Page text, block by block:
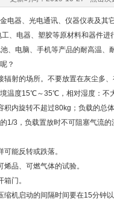
电器、光电通讯、仪器仪表及
、电器、塑胶等原材料和器件
、电脑、手机等产品的耐高温、
？
的场所。不要放置在灰尘多
温度15℃～35℃，相对湿度：不
内旋转不超过80kg；负载的总
1/3，负载置放时不可阻塞气流的
能反转或跌落。
品、可燃气体的试验。
门。
机启动的间隔时间要在15分钟以